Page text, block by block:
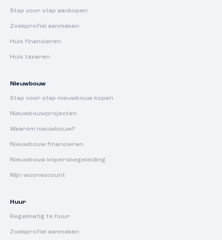
Stap voor stap aankopen
Zoekprofiel aanmaken
Huis financieren
Huis taxeren
Nieuwbouw
Stap voor stap nieuwbouw kopen
Nieuwbouwprojecten
Waarom nieuwbouw?
Nieuwbouw financieren
Nieuwbouw kopersbegeleiding
Mijn woonaccount
Huur
Regelmatig te huur
Zoekprofiel aanmaken